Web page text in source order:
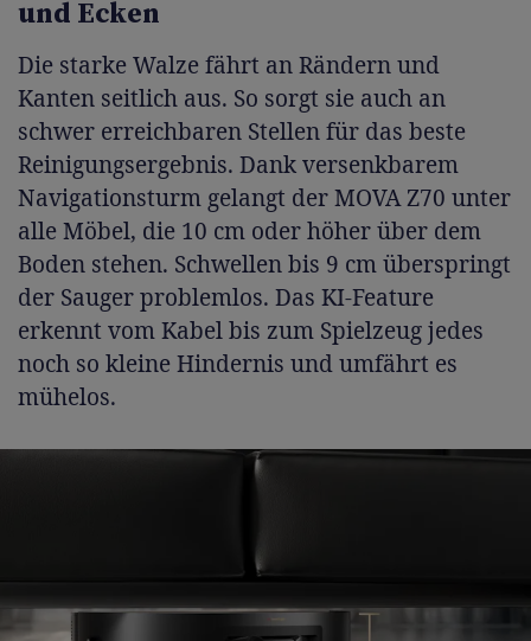
und Ecken
Die starke Walze fährt an Rändern und
Kanten seitlich aus. So sorgt sie auch an
schwer erreichbaren Stellen für das beste
Reinigungsergebnis. Dank versenkbarem
Navigationsturm gelangt der MOVA Z70 unter
alle Möbel, die 10 cm oder höher über dem
Boden stehen. Schwellen bis 9 cm überspringt
der Sauger problemlos. Das KI-Feature
erkennt vom Kabel bis zum Spielzeug jedes
noch so kleine Hindernis und umfährt es
mühelos.